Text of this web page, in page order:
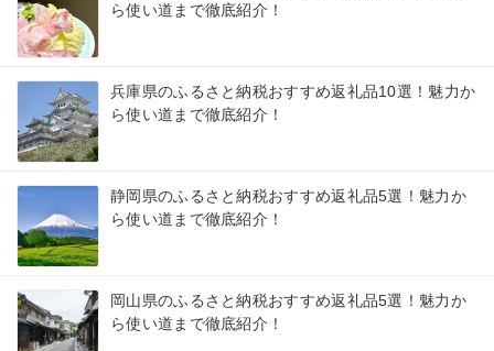
ら使い道まで徹底紹介！
兵庫県のふるさと納税おすすめ返礼品10選！魅力か
ら使い道まで徹底紹介！
静岡県のふるさと納税おすすめ返礼品5選！魅力か
ら使い道まで徹底紹介！
岡山県のふるさと納税おすすめ返礼品5選！魅力か
ら使い道まで徹底紹介！